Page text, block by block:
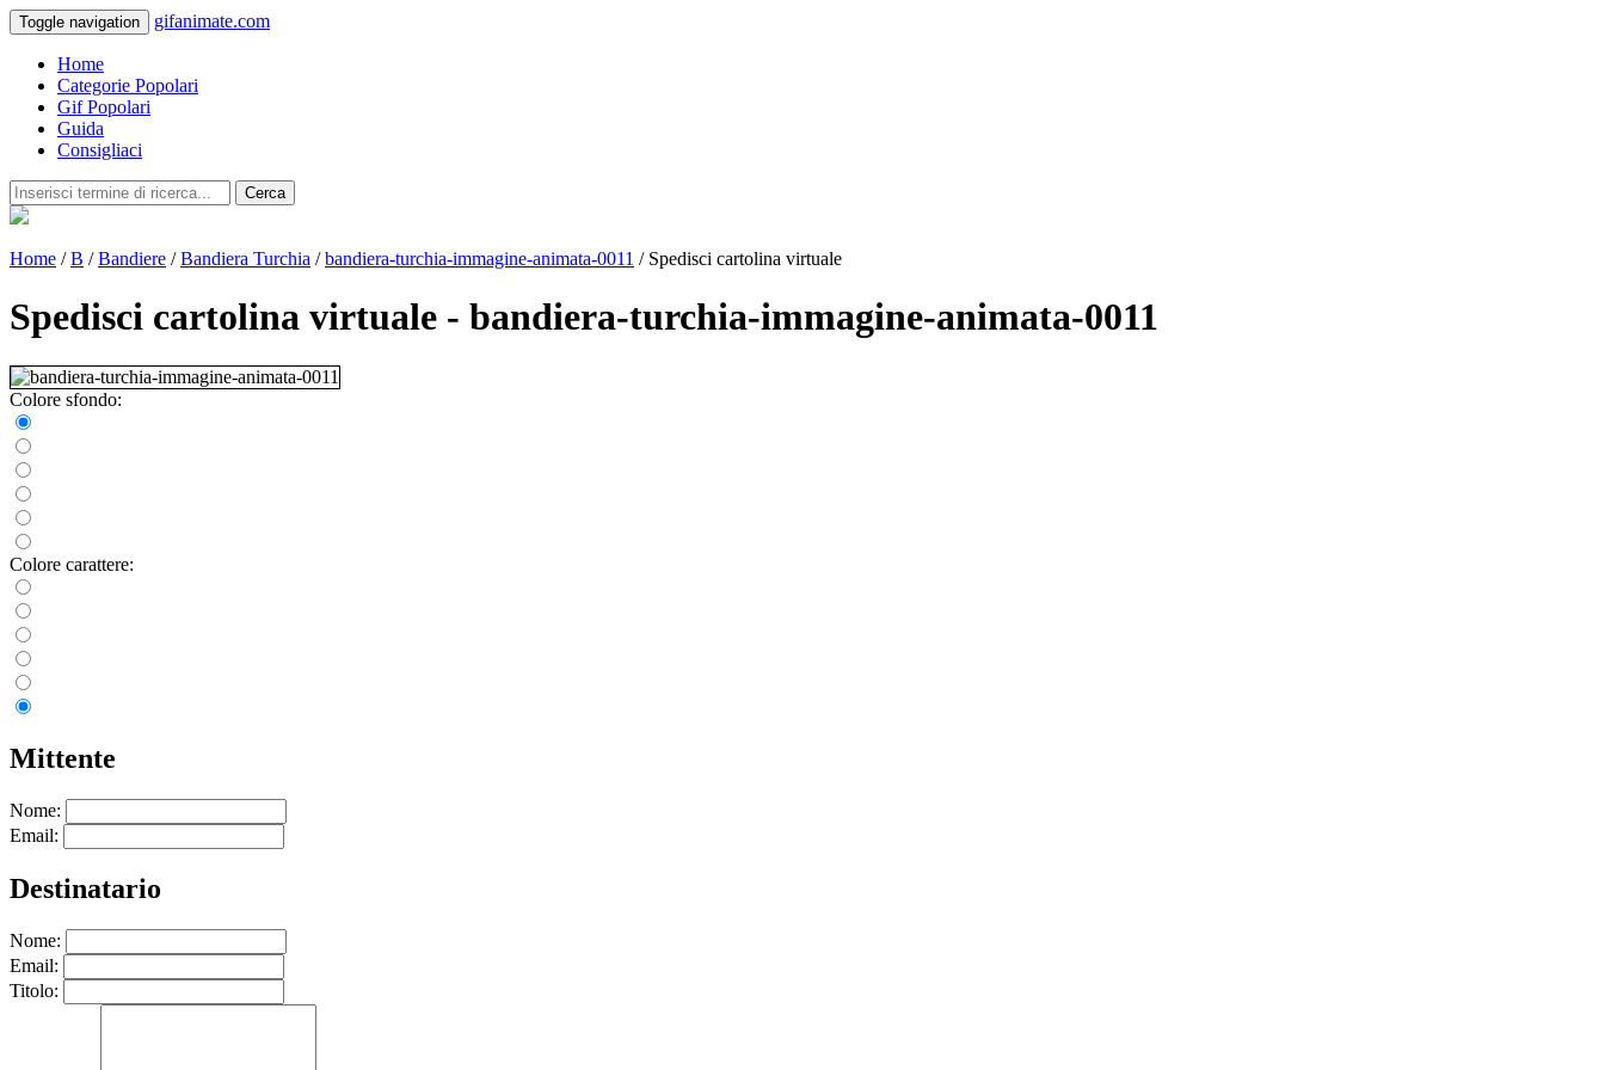
Toggle navigation gifanimate.com
Home
Categorie Popolari
Gif Popolari
Guida
Consigliaci
Cerca
Home /B /Bandiere /Bandiera Turchia /bandiera-turchia-immagine-animata-0011 / Spedisci cartolina virtuale
Spedisci cartolina virtuale - bandiera-turchia-immagine-animata-0011
Colore sfondo:
Colore carattere:
Mittente
Nome:
Email:
Destinatario
Nome:
Email:
Titolo: